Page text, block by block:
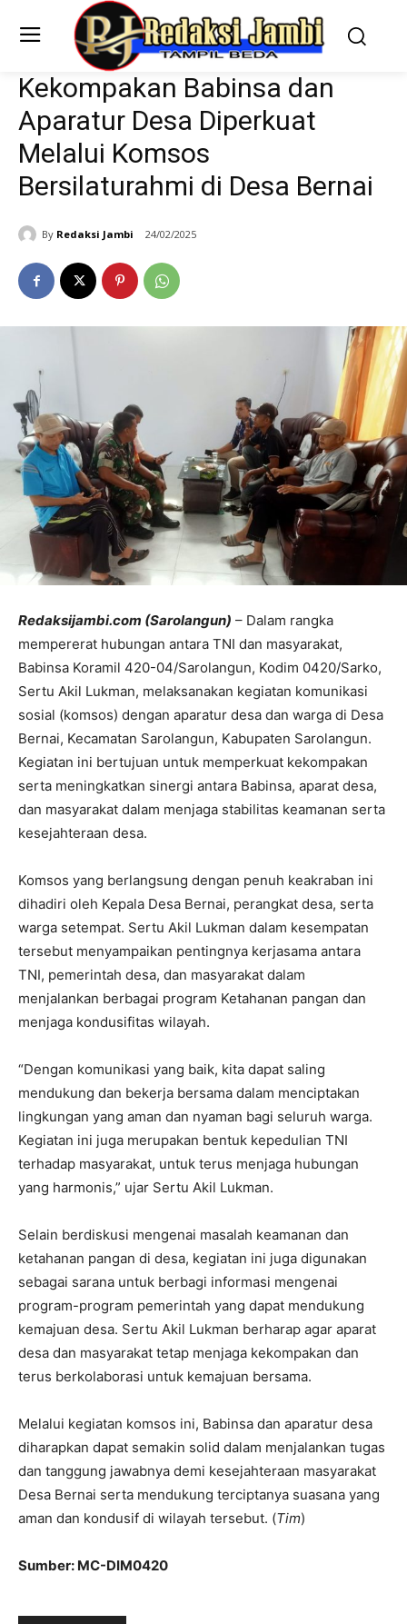
Kekompakan Babinsa dan
Aparatur Desa Diperkuat
Melalui Komsos
Bersilaturahmi di Desa Bernai
By Redaksi Jambi 24/02/2025
Redaksijambi.com (Sarolangun) – Dalam rangka
mempererat hubungan antara TNI dan masyarakat,
Babinsa Koramil 420-04/Sarolangun, Kodim 0420/Sarko,
Sertu Akil Lukman, melaksanakan kegiatan komunikasi
sosial (komsos) dengan aparatur desa dan warga di Desa
Bernai, Kecamatan Sarolangun, Kabupaten Sarolangun.
Kegiatan ini bertujuan untuk memperkuat kekompakan
serta meningkatkan sinergi antara Babinsa, aparat desa,
dan masyarakat dalam menjaga stabilitas keamanan serta
kesejahteraan desa.
Komsos yang berlangsung dengan penuh keakraban ini
dihadiri oleh Kepala Desa Bernai, perangkat desa, serta
warga setempat. Sertu Akil Lukman dalam kesempatan
tersebut menyampaikan pentingnya kerjasama antara
TNI, pemerintah desa, dan masyarakat dalam
menjalankan berbagai program Ketahanan pangan dan
menjaga kondusifitas wilayah.
“Dengan komunikasi yang baik, kita dapat saling
mendukung dan bekerja bersama dalam menciptakan
lingkungan yang aman dan nyaman bagi seluruh warga.
Kegiatan ini juga merupakan bentuk kepedulian TNI
terhadap masyarakat, untuk terus menjaga hubungan
yang harmonis,” ujar Sertu Akil Lukman.
Selain berdiskusi mengenai masalah keamanan dan
ketahanan pangan di desa, kegiatan ini juga digunakan
sebagai sarana untuk berbagi informasi mengenai
program-program pemerintah yang dapat mendukung
kemajuan desa. Sertu Akil Lukman berharap agar aparat
desa dan masyarakat tetap menjaga kekompakan dan
terus berkolaborasi untuk kemajuan bersama.
Melalui kegiatan komsos ini, Babinsa dan aparatur desa
diharapkan dapat semakin solid dalam menjalankan tugas
dan tanggung jawabnya demi kesejahteraan masyarakat
Desa Bernai serta mendukung terciptanya suasana yang
aman dan kondusif di wilayah tersebut. (Tim)
Sumber: MC-DIM0420